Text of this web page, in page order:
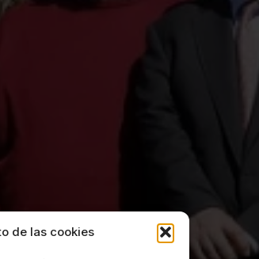
de las cookies